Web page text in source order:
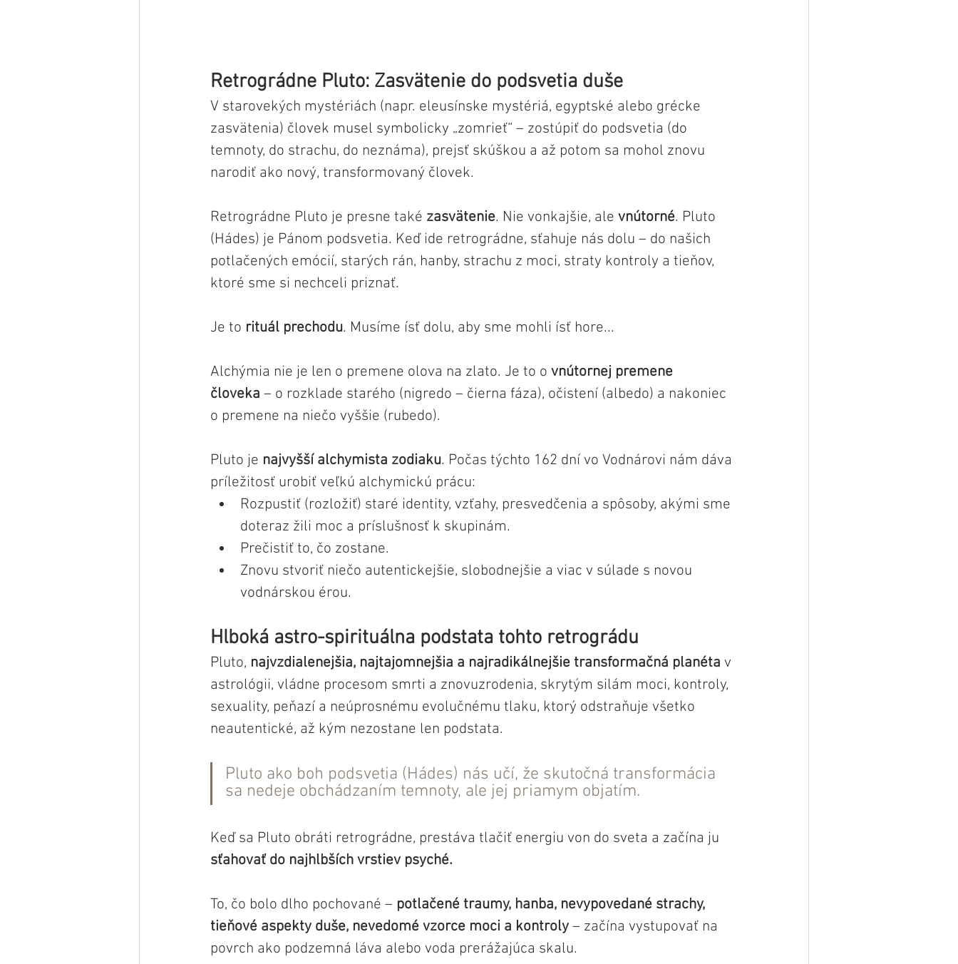
Retrográdne Pluto: Zasvätenie do podsvetia duše
V starovekých mystériách (napr. eleusínske mystériá, egyptské alebo grécke
zasvätenia) človek musel symbolicky „zomrieť“ – zostúpiť do podsvetia (do
temnoty, do strachu, do neznáma), prejsť skúškou a až potom sa mohol znovu
narodiť ako nový, transformovaný človek.
Retrográdne Pluto je presne také zasvätenie. Nie vonkajšie, ale vnútorné. Pluto
(Hádes) je Pánom podsvetia. Keď ide retrográdne, sťahuje nás dolu – do našich
potlačených emócií, starých rán, hanby, strachu z moci, straty kontroly a tieňov,
ktoré sme si nechceli priznať.
Je to rituál prechodu. Musíme ísť dolu, aby sme mohli ísť hore...
Alchýmia nie je len o premene olova na zlato. Je to o vnútornej premene
človeka – o rozklade starého (nigredo – čierna fáza), očistení (albedo) a nakoniec
o premene na niečo vyššie (rubedo).
Pluto je najvyšší alchymista zodiaku. Počas týchto 162 dní vo Vodnárovi nám dáva
príležitosť urobiť veľkú alchymickú prácu:
Rozpustiť (rozložiť) staré identity, vzťahy, presvedčenia a spôsoby, akými sme
doteraz žili moc a príslušnosť k skupinám.
Prečistiť to, čo zostane.
Znovu stvoriť niečo autentickejšie, slobodnejšie a viac v súlade s novou
vodnárskou érou.
Hlboká astro-spirituálna podstata tohto retrográdu
Pluto, najvzdialenejšia, najtajomnejšia a najradikálnejšie transformačná planéta v
astrológii, vládne procesom smrti a znovuzrodenia, skrytým silám moci, kontroly,
sexuality, peňazí a neúprosnému evolučnému tlaku, ktorý odstraňuje všetko
neautentické, až kým nezostane len podstata.
Pluto ako boh podsvetia (Hádes) nás učí, že skutočná transformácia
sa nedeje obchádzaním temnoty, ale jej priamym objatím.
Keď sa Pluto obráti retrográdne, prestáva tlačiť energiu von do sveta a začína ju
sťahovať do najhlbších vrstiev psyché.
To, čo bolo dlho pochované – potlačené traumy, hanba, nevypovedané strachy,
tieňové aspekty duše, nevedomé vzorce moci a kontroly – začína vystupovať na
povrch ako podzemná láva alebo voda prerážajúca skalu.